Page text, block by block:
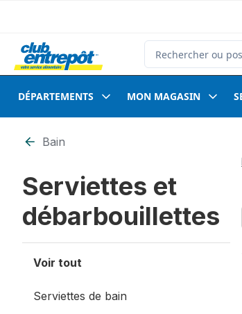
Rechercher des
DÉPARTEMENTS MON MAGASIN
Passer au filtrage du contenu
Bain
Serviettes et
débarbouillettes
Voir tout
Serviettes de bain